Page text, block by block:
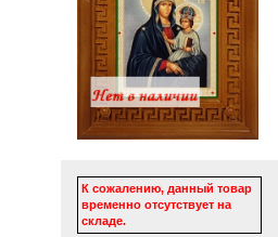
К сожалению, данный товар
временно отсутствует на
складе.